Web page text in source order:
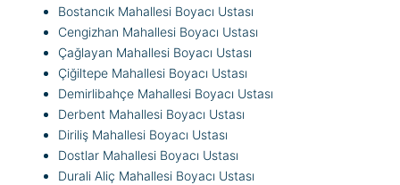
Bostancık Mahallesi Boyacı Ustası
Cengizhan Mahallesi Boyacı Ustası
Çağlayan Mahallesi Boyacı Ustası
Çiğiltepe Mahallesi Boyacı Ustası
Demirlibahçe Mahallesi Boyacı Ustası
Derbent Mahallesi Boyacı Ustası
Diriliş Mahallesi Boyacı Ustası
Dostlar Mahallesi Boyacı Ustası
Durali Aliç Mahallesi Boyacı Ustası